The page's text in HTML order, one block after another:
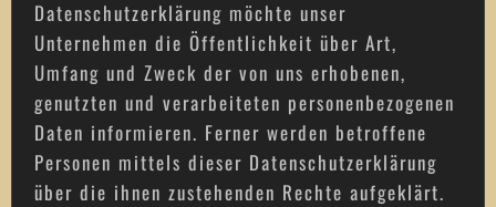
Datenschutzerklärung möchte unser
Unternehmen die Öffentlichkeit über Art,
Umfang und Zweck der von uns erhobenen,
genutzten und verarbeiteten personenbezogenen
Daten informieren. Ferner werden betroffene
Personen mittels dieser Datenschutzerklärung
über die ihnen zustehenden Rechte aufgeklärt.